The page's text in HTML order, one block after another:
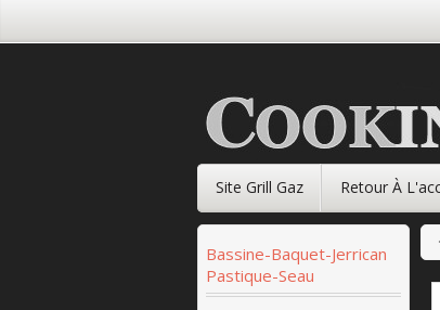
Site Grill Gaz Retour À
Bassine-Baquet-Jerrican
Pastique-Seau